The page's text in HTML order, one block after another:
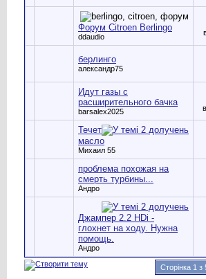
Форум Citroen Berlingo
ddaudio
берлинго
александр75
Идут газы с
расширительного бачка
barsalex2025
Течет
масло
Михаил 55
проблема похожая на
смерть турбины...
Андро
Джампер 2.2 HDi -
глохнет на ходу. Нужна
помощь.
Андро
Сторінка 1 з